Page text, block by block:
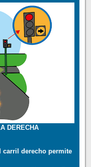
DERECHA
carril derecho permite